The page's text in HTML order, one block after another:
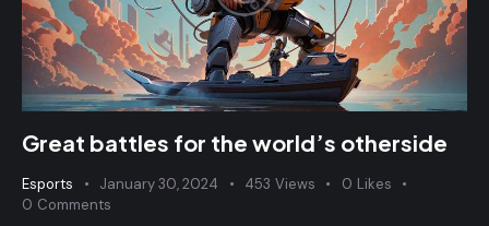
Great battles for the world’s otherside
Esports January 30, 2024 453 Views 0 Likes
0 Comments